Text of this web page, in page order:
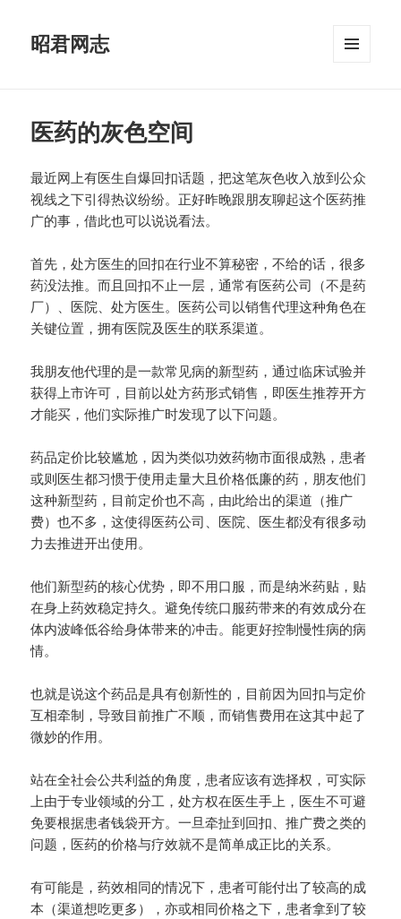
昭君网志
医药的灰色空间
最近网上有医生自爆回扣话题，把这笔灰色收入放到公众
视线之下引得热议纷纷。正好昨晚跟朋友聊起这个医药推
广的事，借此也可以说说看法。
首先，处方医生的回扣在行业不算秘密，不给的话，很多
药没法推。而且回扣不止一层，通常有医药公司（不是药
厂）、医院、处方医生。医药公司以销售代理这种角色在
关键位置，拥有医院及医生的联系渠道。
我朋友他代理的是一款常见病的新型药，通过临床试验并
获得上市许可，目前以处方药形式销售，即医生推荐开方
才能买，他们实际推广时发现了以下问题。
药品定价比较尴尬，因为类似功效药物市面很成熟，患者
或则医生都习惯于使用走量大且价格低廉的药，朋友他们
这种新型药，目前定价也不高，由此给出的渠道（推广
费）也不多，这使得医药公司、医院、医生都没有很多动
力去推进开出使用。
他们新型药的核心优势，即不用口服，而是纳米药贴，贴
在身上药效稳定持久。避免传统口服药带来的有效成分在
体内波峰低谷给身体带来的冲击。能更好控制慢性病的病
情。
也就是说这个药品是具有创新性的，目前因为回扣与定价
互相牵制，导致目前推广不顺，而销售费用在这其中起了
微妙的作用。
站在全社会公共利益的角度，患者应该有选择权，可实际
上由于专业领域的分工，处方权在医生手上，医生不可避
免要根据患者钱袋开方。一旦牵扯到回扣、推广费之类的
问题，医药的价格与疗效就不是简单成正比的关系。
有可能是，药效相同的情况下，患者可能付出了较高的成
本（渠道想吃更多），亦或相同价格之下，患者拿到了较